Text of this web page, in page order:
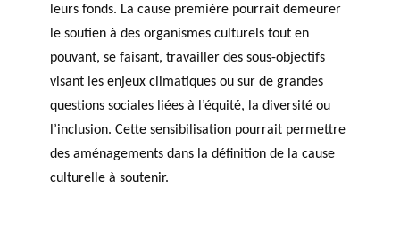
leurs fonds. La cause première pourrait demeurer
le soutien à des organismes culturels tout en
pouvant, se faisant, travailler des sous-objectifs
visant les enjeux climatiques ou sur de grandes
questions sociales liées à l’équité, la diversité ou
l’inclusion. Cette sensibilisation pourrait permettre
des aménagements dans la définition de la cause
culturelle à soutenir.